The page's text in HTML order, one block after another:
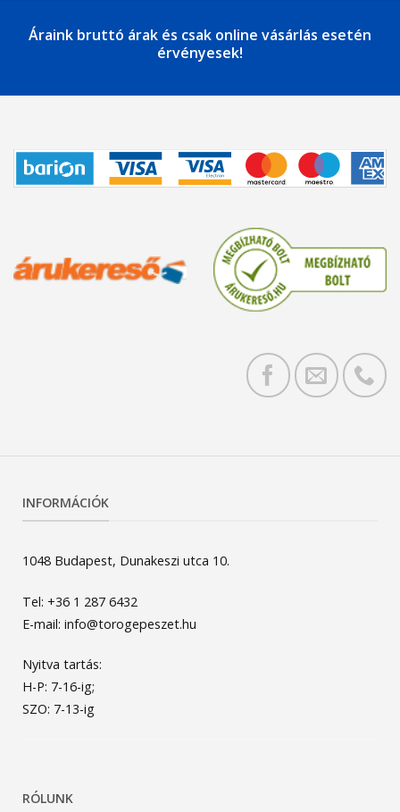
Áraink bruttó árak és csak online vásárlás esetén
érvényesek!
INFORMÁCIÓK
1048 Budapest, Dunakeszi utca 10.
Tel: +36 1 287 6432
E-mail: info@torogepeszet.hu
Nyitva tartás:
H-P: 7-16-ig;
SZO: 7-13-ig
RÓLUNK